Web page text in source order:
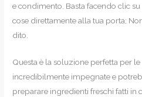
e condimento. Basta facendo clic
cose direttamente alla tua porta;
dito.
Questa è la soluzione perfetta per
incredibilmente impegnate e
preparare ingredienti freschi fatti in